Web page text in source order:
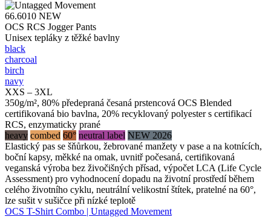
66.6010 NEW
OCS RCS Jogger Pants
Unisex tepláky z těžké bavlny
black
charcoal
birch
navy
XXS – 3XL
350g/m², 80% předepraná česaná prstencová OCS Blended
certifikovaná bio bavlna, 20% recyklovaný polyester s certifikací
RCS, enzymaticky prané
heavy combed 60° neutral label NEW 2026
Elastický pas se šňůrkou, žebrované manžety v pase a na kotnících,
boční kapsy, měkké na omak, uvnitř počesaná, certifikovaná
veganská výroba bez živočišných přísad, výpočet LCA (Life Cycle
Assessment) pro vyhodnocení dopadu na životní prostředí během
celého životního cyklu, neutrální velikostní štítek, pratelné na 60°,
lze sušit v sušičce při nízké teplotě
OCS T-Shirt Combo | Untagged Movement